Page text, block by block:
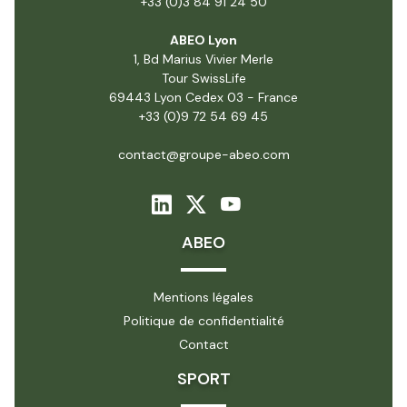
ABEO Lyon
1, Bd Marius Vivier Merle
Tour SwissLife
69443 Lyon Cedex 03 - France
+33 (0)9 72 54 69 45
contact@groupe-abeo.com
ABEO
Mentions légales
Politique de confidentialité
Contact
SPORT